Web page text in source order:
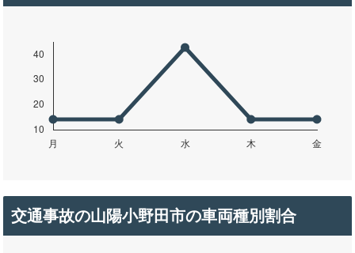
交通事故の山陽小野田市の車両種別割合